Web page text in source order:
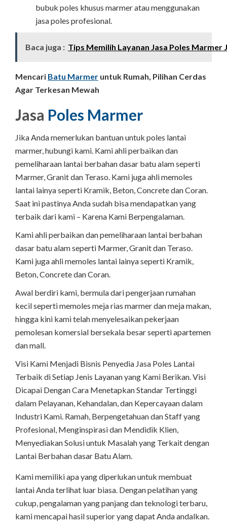
bubuk poles khusus marmer atau menggunakan
jasa poles profesional.
Baca juga : Tips Memilih Layanan Jasa Poles Marmer
Mencari Batu Marmer untuk Rumah, Pilihan Cerdas
Agar Terkesan Mewah
Jasa Poles Marmer
Jika Anda memerlukan bantuan untuk poles lantai
marmer, hubungi kami. Kami ahli perbaikan dan
pemeliharaan lantai berbahan dasar batu alam seperti
Marmer, Granit dan Teraso. Kami juga ahli memoles
lantai lainya seperti Kramik, Beton, Concrete dan Coran.
Saat ini pastinya Anda sudah bisa mendapatkan yang
terbaik dari kami – Karena Kami Berpengalaman.
Kami ahli perbaikan dan pemeliharaan lantai berbahan
dasar batu alam seperti Marmer, Granit dan Teraso.
Kami juga ahli memoles lantai lainya seperti Kramik,
Beton, Concrete dan Coran.
Awal berdiri kami, bermula dari pengerjaan rumahan
kecil seperti memoles meja rias marmer dan meja makan,
hingga kini kami telah menyelesaikan pekerjaan
pemolesan komersial bersekala besar seperti apartemen
dan mall.
Visi Kami Menjadi Bisnis Penyedia Jasa Poles Lantai
Terbaik di Setiap Jenis Layanan yang Kami Berikan. Visi
Dicapai Dengan Cara Menetapkan Standar Tertinggi
dalam Pelayanan, Kehandalan, dan Kepercayaan dalam
Industri Kami. Ramah, Berpengetahuan dan Staff yang
Profesional, Menginspirasi dan Mendidik Klien,
Menyediakan Solusi untuk Masalah yang Terkait dengan
Lantai Berbahan dasar Batu Alam.
Kami memiliki apa yang diperlukan untuk membuat
lantai Anda terlihat luar biasa. Dengan pelatihan yang
cukup, pengalaman yang panjang dan teknologi terbaru,
kami mencapai hasil superior yang dapat Anda andalkan.